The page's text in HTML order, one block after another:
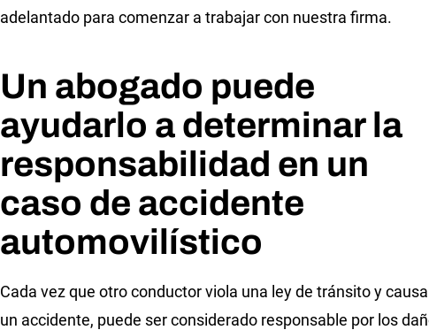
adelantado para comenzar a trabajar con nuestra firma.
Un abogado puede
ayudarlo a determinar la
responsabilidad en un
caso de accidente
automovilístico
Cada vez que otro conductor viola una ley de tránsito y causa
un accidente, puede ser considerado responsable por los